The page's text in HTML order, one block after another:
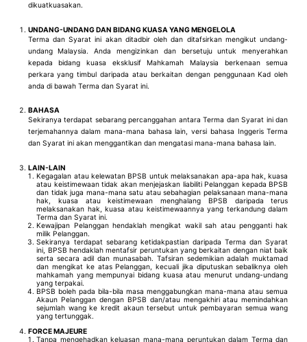
dikuatkuasakan.
UNDANG-UNDANG DAN BIDANG KUASA YANG MENGELOLA
Terma dan Syarat ini akan ditadbir oleh dan ditafsirkan mengikut undang-
undang Malaysia. Anda mengizinkan dan bersetuju untuk menyerahkan
kepada bidang kuasa eksklusif Mahkamah Malaysia berkenaan semua
perkara yang timbul daripada atau berkaitan dengan penggunaan Kad oleh
anda di bawah Terma dan Syarat ini.
BAHASA
Sekiranya terdapat sebarang percanggahan antara Terma dan Syarat ini dan
terjemahannya dalam mana-mana bahasa lain, versi bahasa Inggeris Terma
dan Syarat ini akan menggantikan dan mengatasi mana-mana bahasa lain.
LAIN-LAIN
Kegagalan atau kelewatan BPSB untuk melaksanakan apa-apa hak, kuasa
atau keistimewaan tidak akan menjejaskan liabiliti Pelanggan kepada BPSB
dan tidak juga mana-mana satu atau sebahagian pelaksanaan mana-mana
hak, kuasa atau keistimewaan menghalang BPSB daripada terus
melaksanakan hak, kuasa atau keistimewaannya yang terkandung dalam
Terma dan Syarat ini.
Kewajipan Pelanggan hendaklah mengikat wakil sah atau pengganti hak
milik Pelanggan.
Sekiranya terdapat sebarang ketidakpastian daripada Terma dan Syarat
ini, BPSB hendaklah mentafsir peruntukan yang berkaitan dengan niat baik
serta secara adil dan munasabah. Tafsiran sedemikian adalah muktamad
dan mengikat ke atas Pelanggan, kecuali jika diputuskan sebaliknya oleh
mahkamah yang mempunyai bidang kuasa atau menurut undang-undang
yang terpakai.
BPSB boleh pada bila-bila masa menggabungkan mana-mana atau semua
Akaun Pelanggan dengan BPSB dan/atau mengakhiri atau memindahkan
sejumlah wang ke kredit akaun tersebut untuk pembayaran semua wang
yang tertunggak.
FORCE MAJEURE
Tanpa mengehadkan keluasan mana-mana peruntukan dalam Terma dan